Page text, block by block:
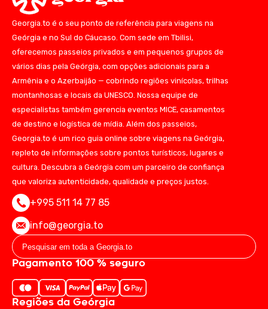
Georgia.to é o seu ponto de referência para viagens na
Geórgia e no Sul do Cáucaso. Com sede em Tbilisi,
oferecemos passeios privados e em pequenos grupos de
vários dias pela Geórgia, com opções adicionais para a
Armênia e o Azerbaijão — cobrindo regiões vinícolas, trilhas
montanhosas e locais da UNESCO. Nossa equipe de
especialistas também gerencia eventos MICE, casamentos
de destino e logística de mídia. Além dos passeios,
Georgia.to é um rico guia online sobre viagens na Geórgia,
repleto de informações sobre pontos turísticos, lugares e
cultura. Descubra a Geórgia com um parceiro de confiança
que valoriza autenticidade, qualidade e preços justos.
+995 511 14 77 85
info@georgia.to
Pagamento 100 % seguro
Regiões da Geórgia